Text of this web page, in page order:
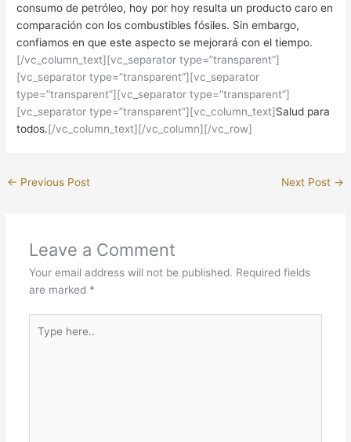
consumo de petróleo, hoy por hoy resulta un producto caro en
comparación con los combustibles fósiles. Sin embargo,
confiamos en que este aspecto se mejorará con el tiempo.
[/vc_column_text][vc_separator type=”transparent”]
[vc_separator type=”transparent”][vc_separator
type=”transparent”][vc_separator type=”transparent”]
[vc_separator type=”transparent”][vc_column_text]Salud para
todos.[/vc_column_text][/vc_column][/vc_row]
← Previous Post Next Post →
Leave a Comment
Your email address will not be published. Required fields
are marked *
here..